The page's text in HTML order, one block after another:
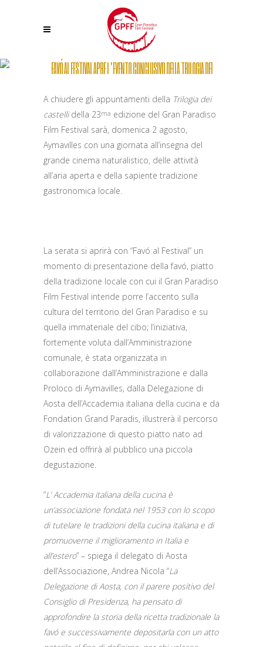
FAVÓ AL FESTIVAL APRE L’EVENTO CONCLUSIVO DELLA TRILOGIA DEI
A chiudere gli appuntamenti della Trilogia dei
castellidella 23ma edizione del Gran Paradiso
Film Festival sarà, domenica 2 agosto,
Aymavilles con una giornata all’insegna del
grande cinema naturalistico, delle attività
all’aria aperta e della sapiente tradizione
gastronomica locale.
La serata si aprirà con “Favó al Festival” un
momento di presentazione della favó, piatto
della tradizione locale con cui il Gran Paradiso
Film Festival intende porre l’accento sulla
cultura del territorio del Gran Paradiso e su
quella immateriale del cibo; l’iniziativa,
fortemente voluta dall’Amministrazione
comunale, è stata organizzata in
collaborazione dall’Amministrazione e dalla
Proloco di Aymavilles, dalla Delegazione di
Aosta dell’Accademia italiana della cucina e da
Fondation Grand Paradis, illustrerà il percorso
di valorizzazione di questo piatto nato ad
Ozein ed offrirà al pubblico una piccola
degustazione.
“L’ Accademia italiana della cucina è
un’associazione fondata nel 1953 con lo scopo
di tutelare le tradizioni della cucina italiana e di
promuoverne il miglioramento in Italia e
all’estero” – spiega il delegato di Aosta
dell’Associazione, Andrea Nicola “La
Delegazione di Aosta, con il parere positivo del
Consiglio di Presidenza, ha pensato di
approfondire la storia della ricetta tradizionale la
favó e successivamente depositarla con un atto